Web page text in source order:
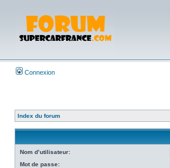
Connexion
Index du forum
Nom d’utilisateur:
Mot de passe: